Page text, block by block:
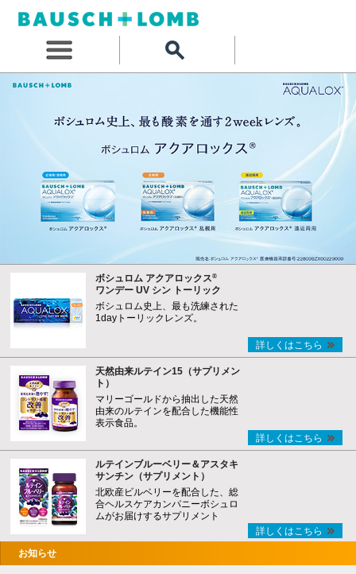
ボシュロム アクアロックス®
ワンデー UV シン トーリック
ボシュロム史上、最も洗練された
1dayトーリックレンズ。
詳しくはこちら
天然由来ルテイン15（サプリメン
ト）
マリーゴールドから抽出した天然
由来のルテインを配合した機能性
表示食品。
詳しくはこちら
ルテインブルーベリー＆アスタキ
サンチン（サプリメント）
北欧産ビルベリーを配合した、総
合ヘルスケアカンパニーボシュロ
ムがお届けするサプリメント
詳しくはこちら
お知らせ